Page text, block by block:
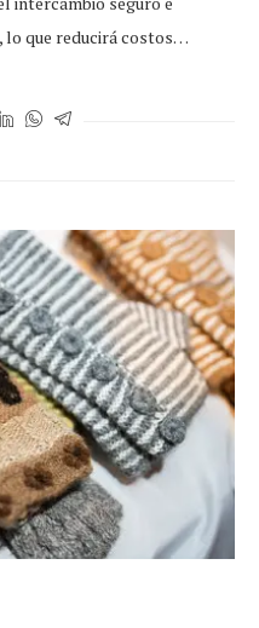
lo que reducirá costos…